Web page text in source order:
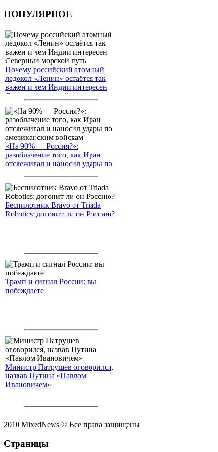
ПОПУЛЯРНОЕ
Почему российский атомный
ледокол «Ленин» остаётся так
важен и чем Индии интересен
Северный морской путь
«На 90% — Россия?»:
разоблачение того, как Иран
отслеживал и наносил удары по
американским войскам
Беспилотник Bravo от Triada
Robotics: догонит ли он Россию?
Трамп и сигнал России: вы
побеждаете
Министр Патрушев оговорился,
назвав Путина «Павлом
Ивановичем»
2010 MixedNews © Все права защищены
Страницы